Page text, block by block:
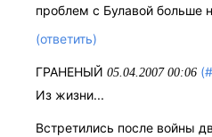
проблем с Булавой больше
(ответить)
ГРАНЕНЫЙ 05.04.2007 00:06
Из жизни...
Встретились после войны